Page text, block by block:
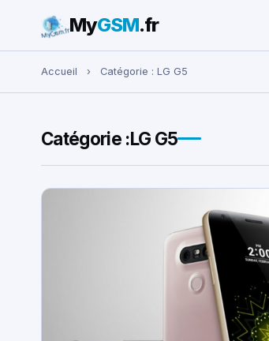
Rechercher :
MyGSM.fr
Accueil › Catégorie : LG G5
Catégorie :LG G5